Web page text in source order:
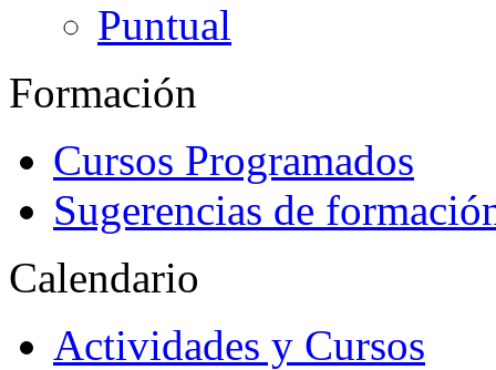
Puntual
Formación
Cursos Programados
Sugerencias de
Calendario
Actividades y Cursos